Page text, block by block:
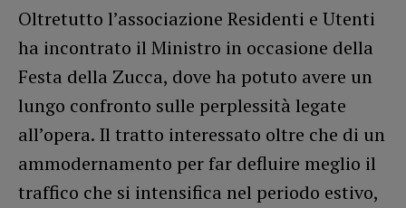
Oltretutto l’associazione Residenti e Utenti
ha incontrato il Ministro in occasione della
Festa della Zucca, dove ha potuto avere un
lungo confronto sulle perplessità legate
all’opera. Il tratto interessato oltre che di un
ammodernamento per far defluire meglio il
traffico che si intensifica nel periodo estivo,